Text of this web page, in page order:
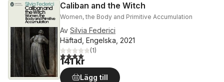
Caliban and the Witch
Women, the Body and Primitive Accumulation
Av Silvia Federici
Häftad, Engelska, 2021
4,0utav 5 stjärnor. Totalt antal röster:
(1)
141 kr
Lägg till